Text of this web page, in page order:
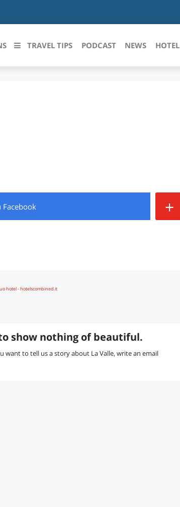
PIEMONTE
TRAVEL TIPS PODCAST NEWS HOTEL
Facebook +
show nothing of beautiful.
want to tell us a story about La Valle, write an email